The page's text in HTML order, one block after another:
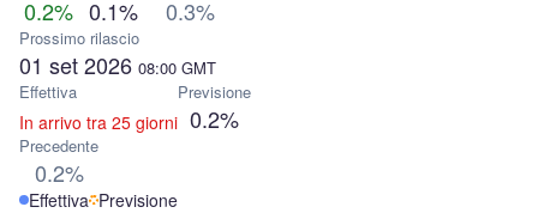
0.2% 0.1% 0.3%
Prossimo rilascio
01 set 2026 08:00 GMT
Effettiva
In arrivo tra 25 giorni
Previsione
0.2%
Precedente
0.2%
Effettiva Previsione